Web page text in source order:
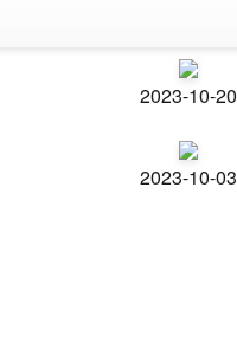
2023-10-20
2023-10-03